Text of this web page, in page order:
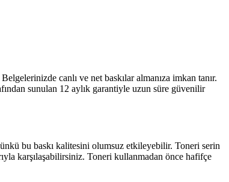
canlı ve net baskılar almanıza imkan tanır.
sunulan 12 aylık garantiyle uzun süre güvenilir
bu baskı kalitesini olumsuz etkileyebilir. Toneri serin
karşılaşabilirsiniz. Toneri kullanmadan önce hafifçe